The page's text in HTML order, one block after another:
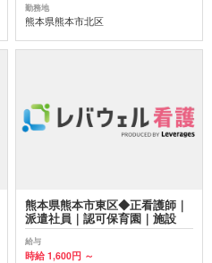
勤務地
熊本県熊本市北区
熊本県熊本市東区◆正看護師｜
派遣社員｜認可保育園｜施設
給与
時給 1,600円 ～